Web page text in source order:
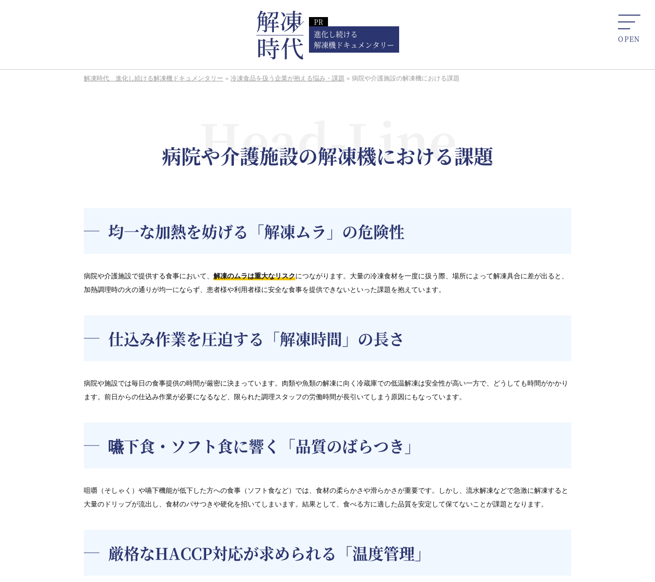
進化し続ける
解凍機ドキュメンタリー
解凍時代 進化し続ける解凍機ドキュメンタリー » 冷凍食品を扱う企業が抱える悩み・課題 » 病院や介護施設の解凍機における課題
病院や介護施設の解凍機における課題
均一な加熱を妨げる「解凍ムラ」の危険性
病院や介護施設で提供する食事において、 解凍のムラは重大なリスクにつながります。大量の冷凍食材を一度に扱う際、場所によって解凍具合に差が出ると、
加熱調理時の火の通りが均一にならず、患者様や利用者様に安全な食事を提供できないといった課題を抱えています。
仕込み作業を圧迫する「解凍時間」の長さ
病院や施設では毎日の食事提供の時間が厳密に決まっています。肉類や魚類の解凍に向く冷蔵庫での低温解凍は安全性が高い一方で、どうしても時間がかかり
ます。前日からの仕込み作業が必要になるなど、限られた調理スタッフの労働時間が長引いてしまう原因にもなっています。
嚥下食・ソフト食に響く「品質のばらつき」
咀嚼（そしゃく）や嚥下機能が低下した方への食事（ソフト食など）では、食材の柔らかさや滑らかさが重要です。しかし、流水解凍などで急激に解凍すると
大量のドリップが流出し、食材のパサつきや硬化を招いてしまいます。結果として、食べる方に適した品質を安定して保てないことが課題となります。
厳格なHACCP対応が求められる「温度管理」